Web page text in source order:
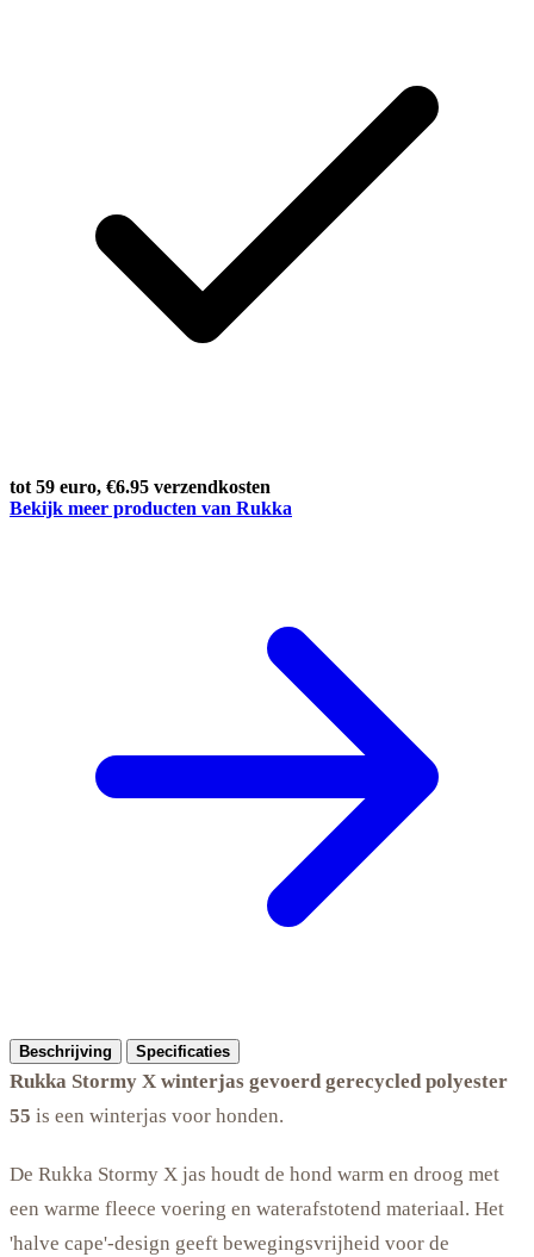
tot 59 euro, €6.95 verzendkosten
Bekijk meer producten van Rukka
Beschrijving Specificaties
Rukka Stormy X winterjas gevoerd gerecycled polyester
55 is een winterjas voor honden.
De Rukka Stormy X jas houdt de hond warm en droog met
een warme fleece voering en waterafstotend materiaal. Het
'halve cape'-design geeft bewegingsvrijheid voor de